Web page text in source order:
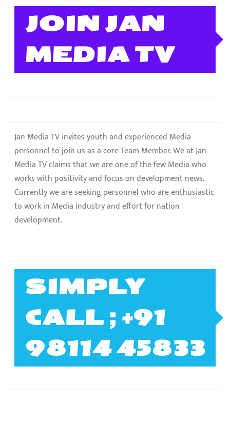
JOIN JAN
MEDIA TV
Jan Media TV invites youth and experienced Media
personnel to join us as a core Team Member. We at Jan
Media TV claims that we are one of the few Media who
works with positivity and focus on development news.
Currently we are seeking personnel who are enthusiastic
to work in Media industry and effort for nation
development.
SIMPLY
CALL ; +91
98114 45833